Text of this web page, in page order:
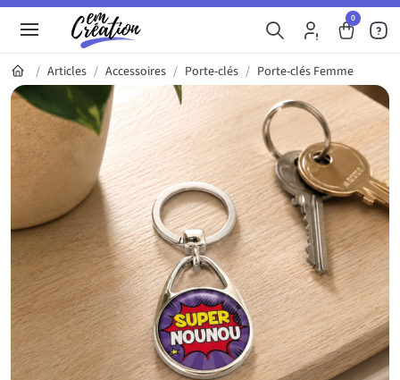
0
Articles Accessoires Porte-clés Porte-clés Femme
Galerie du produit